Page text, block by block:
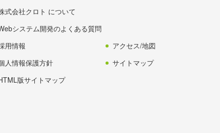
式会社クロト について
システム開発のよくある質問
用情報
アクセス/地図
人情報保護方針
サイトマップ
版サイトマップ